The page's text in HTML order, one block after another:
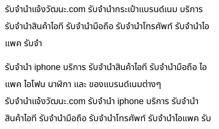
รับจํานําแจ้งวัฒนะ.com รับจำนำกระเป๋าแบรนด์เนม บริการ
รับจำนำสินค้าไอที รับจำนำมือถือ รับจำนำโทรศัพท์ รับจำนำไอ
แพค รับจำ
รับจำนำ iphone บริการ รับจำนำสินค้าไอที รับจำนำมือถือ ไอ
แพค ไอโฟน นาฬิกา และ ของแบรนด์เนมต่างๆ
รับจํานําแจ้งวัฒนะ.com รับจำนำ iphone บริการ รับจำนำ
สินค้าไอที รับจำนำมือถือ รับจำนำโทรศัพท์ รับจำนำไอแพค รับ